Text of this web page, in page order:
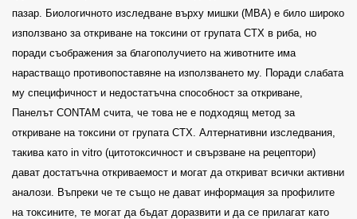
пазар. Биологичното изследване върху мишки (MBA) е било широко
използвано за откриване на токсини от групата CTX в риба, но
поради съображения за благополучието на животните има
нарастващо противопоставяне на използването му. Поради слабата
му специфичност и недостатъчна способност за откриване,
Панелът CONTAM счита, че това не е подходящ метод за
откриване на токсини от групата CTX. Алтернативни изследвания,
такива като in vitro (цитотоксичност и свързване на рецептори)
дават достатъчна откриваемост и могат да откриват всички активни
аналози. Въпреки че те също не дават информация за профилите
на токсините, те могат да бъдат доразвити и да се прилагат като